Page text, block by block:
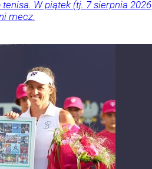
W piątek (tj. 7 sierpnia 2026
mecz.